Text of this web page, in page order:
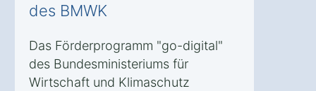
des BMWK
Das Förderprogramm "go-digital"
des Bundesministeriums für
Wirtschaft und Klimaschutz